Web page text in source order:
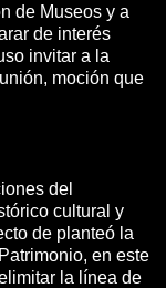
de Museos y a
de interés
invitar a la
moción que
del
cultural y
de planteó la
en este
la línea de